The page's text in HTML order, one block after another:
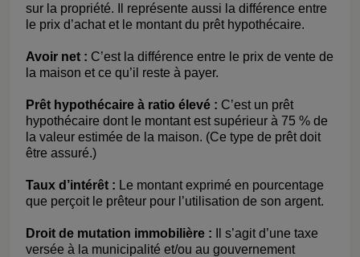
sur la propriété. Il représente aussi la différence entre
le prix d’achat et le montant du prêt hypothécaire.
Avoir net : C’est la différence entre le prix de vente de
la maison et ce qu’il reste à payer.
Prêt hypothécaire à ratio élevé : C’est un prêt
hypothécaire dont le montant est supérieur à 75 % de
la valeur estimée de la maison. (Ce type de prêt doit
être assuré.)
Taux d’intérêt : Le montant exprimé en pourcentage
que perçoit le prêteur pour l’utilisation de son argent.
Droit de mutation immobilière :
Il s’agit d’une taxe
versée à la municipalité et/ou au gouvernement